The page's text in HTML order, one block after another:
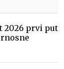
2026 prvi put